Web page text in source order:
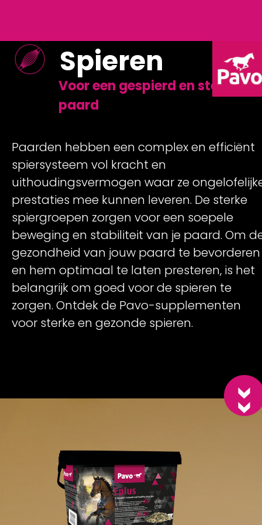
Spieren
Voor een gespierd en sterk
paard
Paarden hebben een complex en efficiënt
spiersysteem vol kracht en
uithoudingsvermogen waar ze
prestaties mee kunnen leveren. De sterke
spiergroepen zorgen voor een soepele
beweging en stabiliteit van je paard. Om
gezondheid van jouw paard te bevorderen
en hem optimaal te laten presteren, is het
belangrijk om goed voor de spieren te
zorgen. Ontdek de Pavo-supplementen
voor sterke en gezonde spieren.